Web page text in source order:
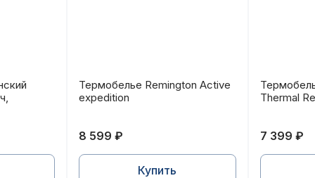
"Irida" (флис сэндвич, коричневый)
Термобелье Remington Active expedition
Термобелье Remington Active
expedition
8 599 ₽
Купить
Thermal
7 399 ₽